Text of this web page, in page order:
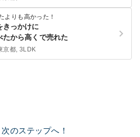
よりも高かった！
きっかけに
たから高くで売れた
京都, 3LDK
のステップへ！